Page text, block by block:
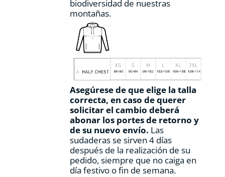
biodiversidad de nuestras
montañas.
Asegúrese de que elige la talla
correcta, en caso de querer
solicitar el cambio deberá
abonar los portes de retorno y
de su nuevo envío. Las
sudaderas se sirven 4 días
después de la realización de su
pedido, siempre que no caiga en
día festivo o fin de semana.